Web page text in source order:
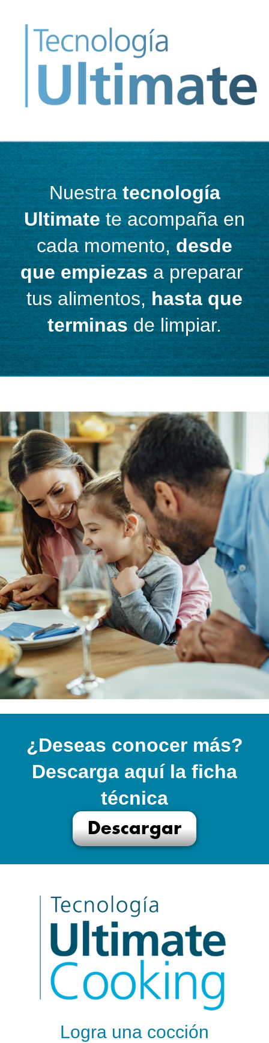
Nuestratecnología
Ultimatete acompaña en
cada momento,desde
que empiezasa preparar
tus alimentos,hasta que
terminasde limpiar.
¿Deseas conocer más?
Descarga aquí la ficha
técnica
Descargar
Logra una cocción